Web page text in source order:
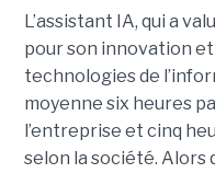
L’assistant IA, qui a
pour son innovation
technologies de
moyenne six heures
l’entreprise et cinq
selon la société. Alors